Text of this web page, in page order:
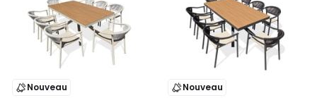
Nouveau Nouveau